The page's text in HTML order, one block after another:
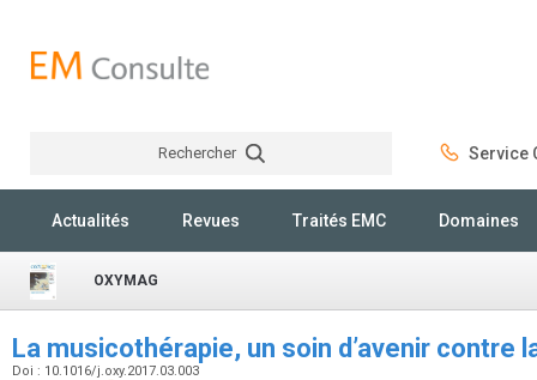
Rechercher Service
Actualités Revues Traités EMC Domaines
OXYMAG
La musicothérapie, un soin d’avenir contre
Doi : 10.1016/j.oxy.2017.03.003